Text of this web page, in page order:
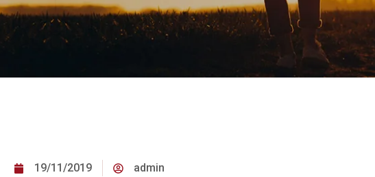
19/11/2019
admin